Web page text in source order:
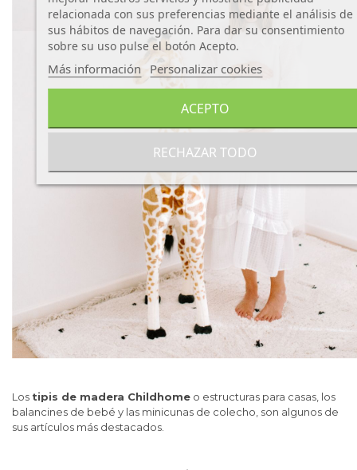
Los tipis de madera Childhome o estructuras para casas, los
balancines de bebé y las minicunas de colecho, son algunos de
sus artículos más destacados.
relacionada con sus preferencias mediante el análisis de
sus hábitos de navegación. Para dar su consentimiento
sobre su uso pulse el botón Acepto.
Más información Personalizar cookies
RECHAZAR TODO
ACEPTO